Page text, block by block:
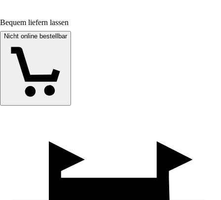
Bequem liefern lassen
Nicht online bestellbar